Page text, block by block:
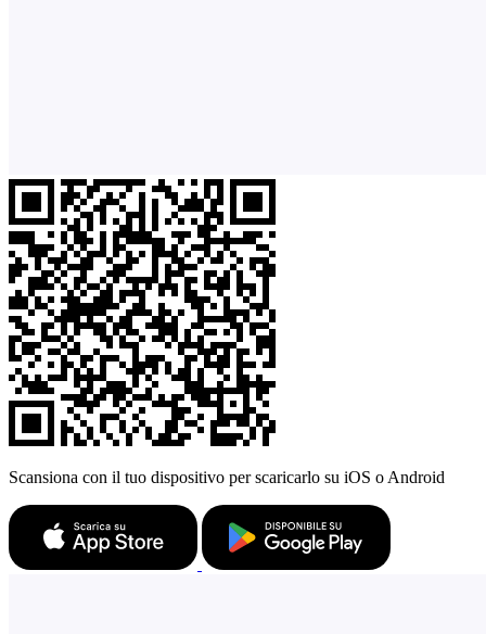
Scansiona con il tuo dispositivo per scaricarlo su iOS o Android